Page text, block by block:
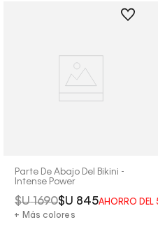
50%
Parte De Abajo Del Bikini -
Intense Power
$U 1690$U 845AHORRO DEL
+ Más colores